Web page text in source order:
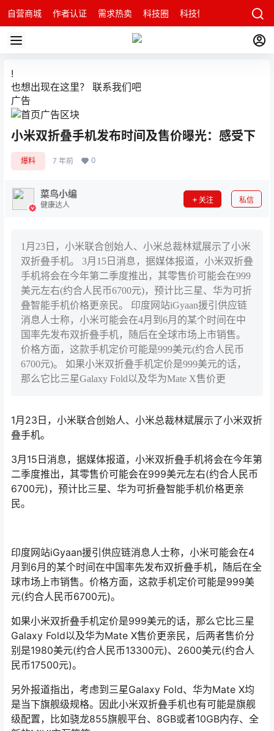
自营商城 作者认证 需求热卖 科技圈 科技快讯 智能科技问
!
也想出现在这里？ 联系我们吧
广告
小米双折叠手机发布时间及售价曝光：感受下
爆料 7 年前 0
菜鸟小编
健康达人
关注 私信
1月23日，小米联合创始人、小米总裁林斌展示了小米
双折叠手机。 3月15日消息，据媒体报道，小米双折叠
手机将会在今年第二季度推出，其零售价可能会在999
美元左右(约合人民币6700元)，预计比三星、华为可折
叠智能手机价格更亲民。 印度网站iGyaan援引供应链
消息人士称，小米可能会在4月到6月的某个时间在中
国率先发布双折叠手机，随后在全球市场上市销售。
价格方面，这款手机定价可能是999美元(约合人民币
6700元)。 如果小米双折叠手机定价是999美元的话，
那么它比三星Galaxy Fold以及华为Mate X售价更
1月23日，小米联合创始人、小米总裁林斌展示了小米双折
叠手机。
3月15日消息，据媒体报道，小米双折叠手机将会在今年第
二季度推出，其零售价可能会在999美元左右(约合人民币
6700元)，预计比三星、华为可折叠智能手机价格更亲
民。
印度网站iGyaan援引供应链消息人士称，小米可能会在4
月到6月的某个时间在中国率先发布双折叠手机，随后在全
球市场上市销售。价格方面，这款手机定价可能是999美
元(约合人民币6700元)。
如果小米双折叠手机定价是999美元的话，那么它比三星
Galaxy Fold以及华为Mate X售价更亲民，后两者售价分
别是1980美元(约合人民币13300元)、2600美元(约合人
民币17500元)。
另外报道指出，考虑到三星Galaxy Fold、华为Mate X均
是当下旗舰级规格。因此小米双折叠手机也有可能是旗舰
级配置，比如骁龙855旗舰平台、8GB或者10GB内存、全